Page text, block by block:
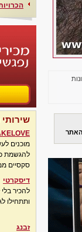
האתר
מוכנים
להגשמת
סקסיים
דיסקרטי
להכיר
ותתחילו
זבנג